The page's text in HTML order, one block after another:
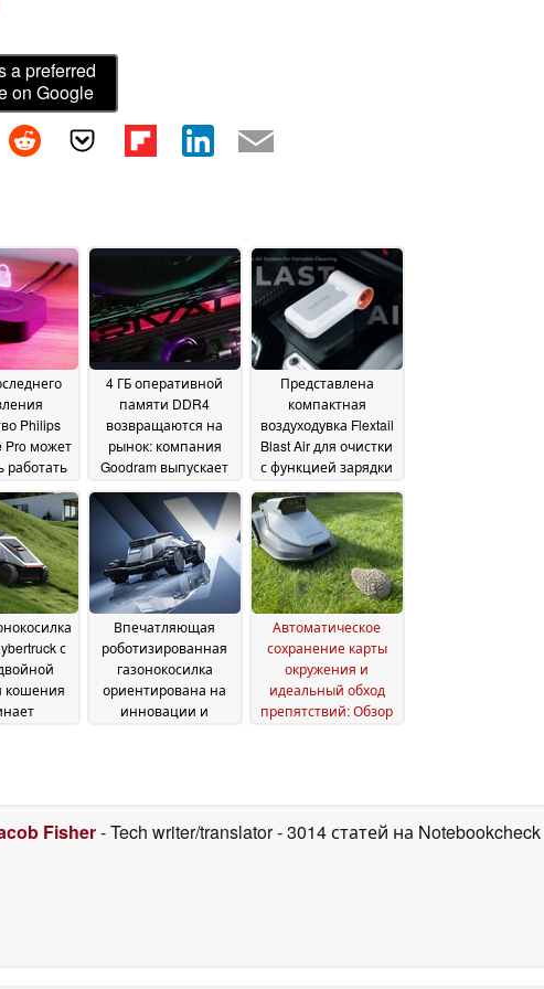
a preferred
on Google
Philips
Pro может
работать
2026
4 ГБ оперативной
памяти DDR4
возвращаются на
рынок: компания
Goodram выпускает
фоне
стремительного
роста цен на DDR5
June 2026
Представлена
компактная
воздуходувка Flextail
Blast Air для очистки
с функцией зарядки
28
June 2026
с
кошения
Впечатляющая
роботизированная
газонокосилка
ориентирована на
инновации и
Автоматическое
сохранение карты
окружения и
идеальный обход
препятствий: Обзор
Fisher- Tech writer/translator- 3014 статей на Notebookcheck